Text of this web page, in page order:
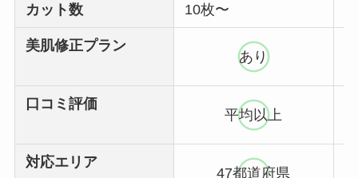
カット数 10枚〜
美肌修正プラン
あり
口コミ評価
平均以上
対応エリア
47都道府県